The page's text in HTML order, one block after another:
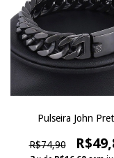
Pulseira John
R$74,90